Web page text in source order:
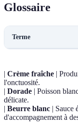
Glossaire
Terme
| Crème fraîche |
l'onctuosité.
| Dorade | Poisson
délicate.
| Beurre blanc | Sauce
d'accompagnement à